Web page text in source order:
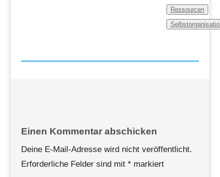
Ressourcen
Einen Kommentar abschicken
Deine E-Mail-Adresse wird nicht veröffentlicht.
Erforderliche Felder sind mit *markiert